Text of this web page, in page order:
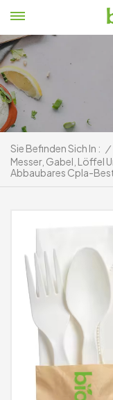
Sie Befinden Sich In : /
Messer, Gabel, Löffel
Abbaubares Cpla-